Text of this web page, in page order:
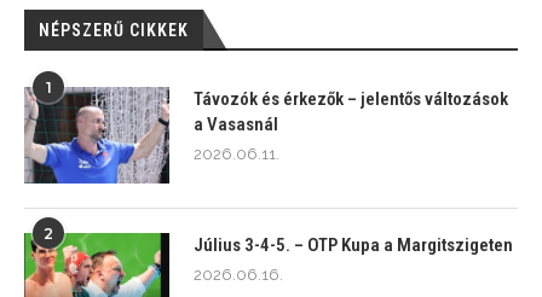
NÉPSZERŰ CIKKEK
1
Távozók és érkezők – jelentős változások
a Vasasnál
2026.06.11.
2
Július 3-4-5. – OTP Kupa a Margitszigeten
2026.06.16.